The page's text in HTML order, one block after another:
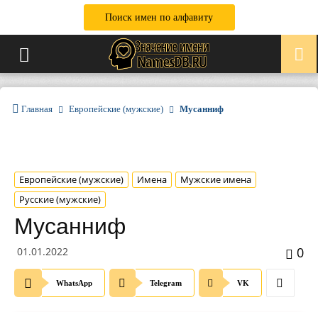
Поиск имен по алфавиту
Главная Европейские (мужские) Мусанниф
Европейские (мужские) Имена
Мужские имена
Русские (мужские)
Мусанниф
01.01.2022 0
WhatsApp Telegram VK